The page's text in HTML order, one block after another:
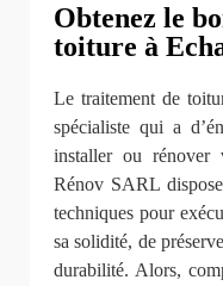
Obtenez le
toiture à
Le traitement de
spécialiste qui a
installer ou rénover
Rénov SARL
techniques pour
sa solidité, de
durabilité. Alors,